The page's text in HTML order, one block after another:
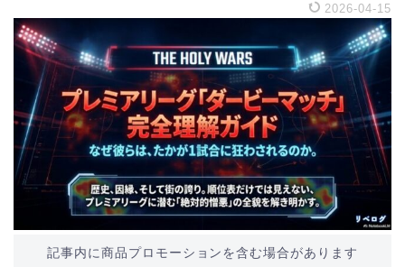
2026-04-15
記事内に商品プロモーションを含む場合があります